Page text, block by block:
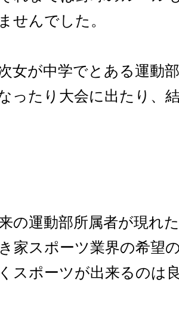
せんでした。
女が中学でとある運動
ったり大会に出たり、
の運動部所属者が現れ
家スポーツ業界の希望
スポーツが出来るのは